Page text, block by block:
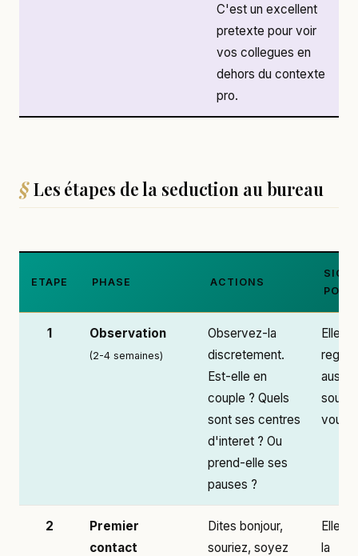
C'est un excellent
pretexte pour voir
vos collegues en
dehors du contexte
pro.
Les étapes de la seduction au bureau
ETAPE PHASE ACTIONS
1 Observation
(2-4 semaines)
Observez-la
discretement.
Est-elle en
couple ? Quels
sont ses centres
d'interet ? Ou
prend-elle ses
pauses ?
Elle
aussi.
sourit
vous
2
Premier
contact
Dites bonjour,
souriez, soyez
Elle
la